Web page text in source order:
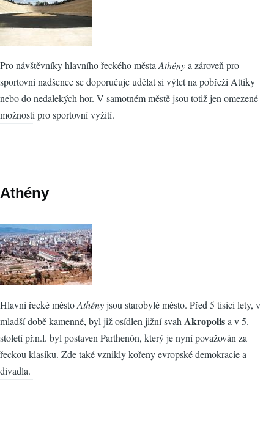
Pro návštěvníky hlavního řeckého města Athénya zároveň pro
sportovní nadšence se doporučuje udělat si výlet na pobřeží Attiky
nebo do nedalekých hor. V samotném městě jsou totiž jen omezené
možnosti pro sportovní vyžití.
Athény
Hlavní řecké městoAthényjsou starobylé město. Před 5 tisíci lety, v
mladší době kamenné, byl již osídlen jižní svah Akropolisa v 5.
století př.n.l. byl postaven Parthenón, který je nyní považován za
řeckou klasiku. Zde také vznikly kořeny evropské demokracie a
divadla.